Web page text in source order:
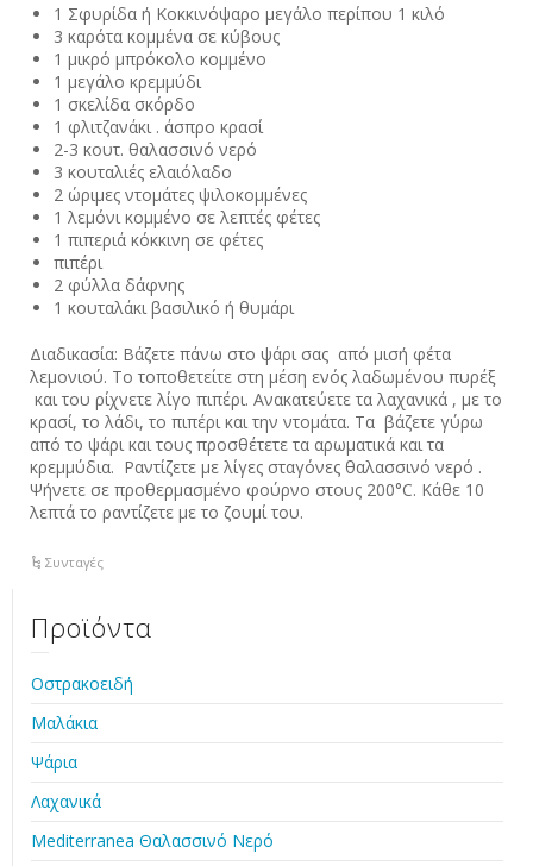
1 Σφυρίδα ή Κοκκινόψαρο μεγάλο περίπου 1 κιλό
3 καρότα κομμένα σε κύβους
1 μικρό μπρόκολο κομμένο
1 μεγάλο κρεμμύδι
1 σκελίδα σκόρδο
1 φλιτζανάκι . άσπρο κρασί
2-3 κουτ. θαλασσινό νερό
3 κουταλιές ελαιόλαδο
2 ώριμες ντομάτες ψιλοκομμένες
1 λεμόνι κομμένο σε λεπτές φέτες
1 πιπεριά κόκκινη σε φέτες
πιπέρι
2 φύλλα δάφνης
1 κουταλάκι βασιλικό ή θυμάρι
Διαδικασία: Βάζετε πάνω στο ψάρι σας από μισή φέτα
λεμονιού. Το τοποθετείτε στη μέση ενός λαδωμένου πυρέξ
και του ρίχνετε λίγο πιπέρι. Ανακατεύετε τα λαχανικά , με το
κρασί, το λάδι, το πιπέρι και την ντομάτα. Τα βάζετε γύρω
από το ψάρι και τους προσθέτετε τα αρωματικά και τα
κρεμμύδια. Ραντίζετε με λίγες σταγόνες θαλασσινό νερό .
Ψήνετε σε προθερμασμένο φούρνο στους 200°C. Κάθε 10
λεπτά το ραντίζετε με το ζουμί του.
Συνταγές
Προϊόντα
Οστρακοειδή
Μαλάκια
Ψάρια
Λαχανικά
Mediterranea Θαλασσινό Νερό